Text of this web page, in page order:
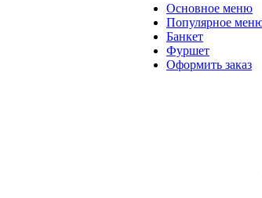
Основное меню
Популярное
Банкет
Фуршет
Оформить заказ